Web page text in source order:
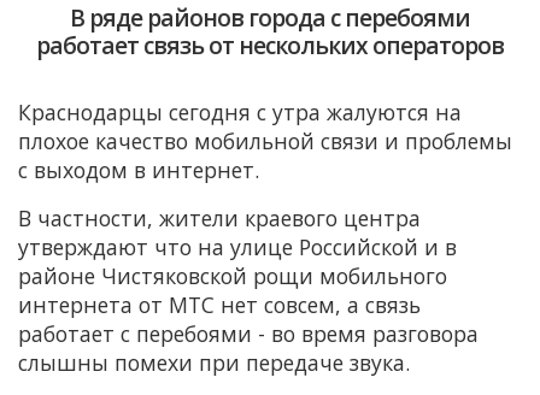
В ряде районов города с перебоями
работает связь от нескольких операторов
Краснодарцы сегодня с утра жалуются на
плохое качество мобильной связи и проблемы
с выходом в интернет.
В частности, жители краевого центра
утверждают что на улице Российской и в
районе Чистяковской рощи мобильного
интернета от МТС нет совсем, а связь
работает с перебоями - во время разговора
слышны помехи при передаче звука.